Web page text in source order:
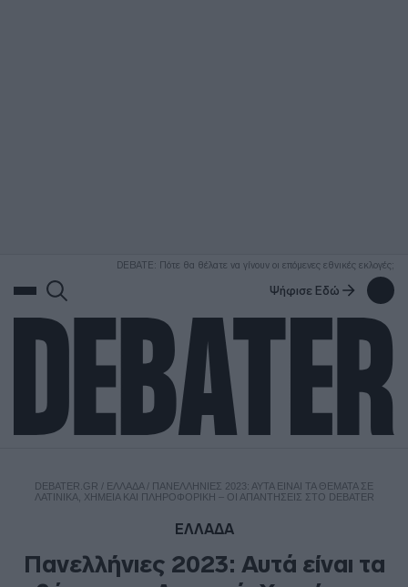
DEBATE: Πότε θα θέλατε να γίνουν οι επόμενες εθνικές εκλογές;
Ψήφισε Εδώ
DEBATER.GR / ΕΛΛΑΔΑ/ ΠΑΝΕΛΛΉΝΙΕΣ 2023: ΑΥΤΆ ΕΊΝΑΙ ΤΑ ΘΈΜΑΤΑ ΣΕ
ΛΑΤΙΝΙΚΆ, ΧΗΜΕΊΑ ΚΑΙ ΠΛΗΡΟΦΟΡΙΚΉ – ΟΙ ΑΠΑΝΤΉΣΕΙΣ ΣΤΟ DEBATER
ΕΛΛΑΔΑ
Πανελλήνιες 2023: Αυτά είναι τα